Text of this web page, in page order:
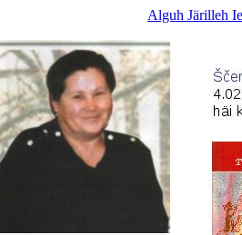
Alguh Järilleh